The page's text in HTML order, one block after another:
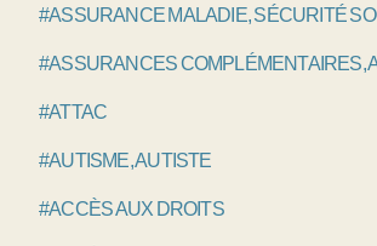
#ASSURANCE MALADIE, SÉCURITÉ
#ASSURANCES COMPLÉMENTAIRES,
#ATTAC
#AUTISME, AUTISTE
#ACCÈS AUX DROITS